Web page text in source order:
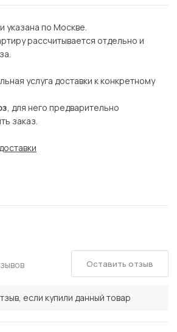
указана по Москве.
рассчитывается отдельно и
услуга доставки к конкретному
, для него предварительно
заказ.
если купили данный товар
Оставить отзыв